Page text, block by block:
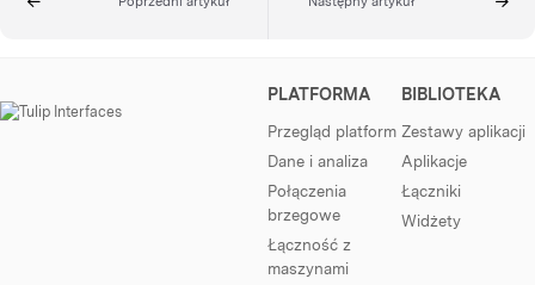
PLATFORMA
Przegląd platform
Dane i analiza
Połączenia
brzegowe
Łączność z
maszynami
BIBLIOTEKA
Zestawy aplikacji
Aplikacje
Łączniki
Widżety